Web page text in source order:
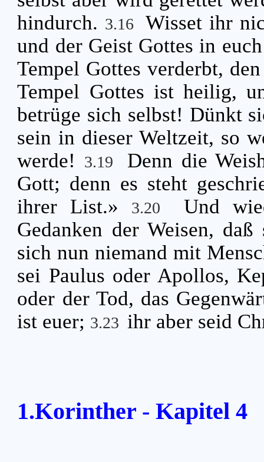
hindurch. 3.16
Wisset ihr
und der Geist Gottes in
Tempel Gottes verderbt,
Tempel Gottes ist heilig,
betrüge sich selbst! Dünkt
sein in dieser Weltzeit, so
werde!
3.19
Denn die
Gott; denn es steht
ihrer List.»
3.20
Und
Gedanken der Weisen,
sich nun niemand mit
sei Paulus oder Apollos,
oder der Tod, das
ist euer; 3.23 ihr aber seid
1.Korinther - Kapitel 4